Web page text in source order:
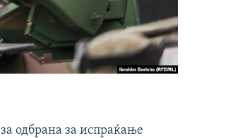
одбрана за испраќање